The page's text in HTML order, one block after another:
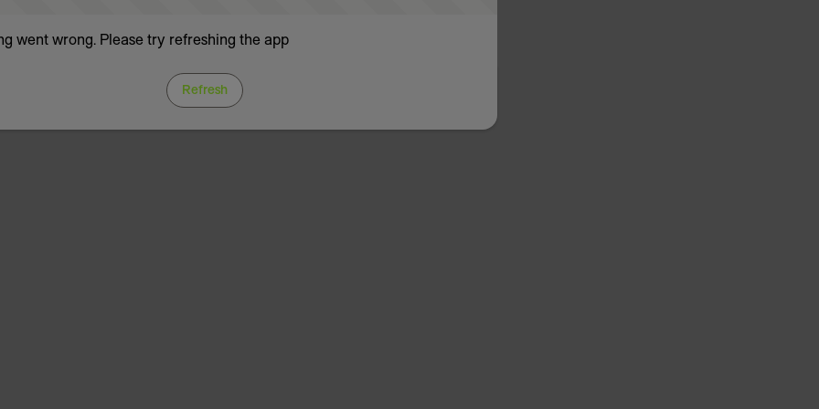
went wrong. Please try refreshing the app
Refresh